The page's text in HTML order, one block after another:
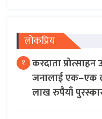
लोकप्रिय
१ करदाता
जनालाई एक–एक
लाख रुपैयाँ